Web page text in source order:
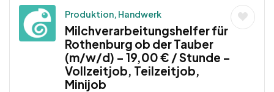
Produktion, Handwerk
Milchverarbeitungshelfer für
Rothenburg ob der Tauber
(m/w/d) – 19,00 € / Stunde –
Vollzeitjob, Teilzeitjob,
Minijob